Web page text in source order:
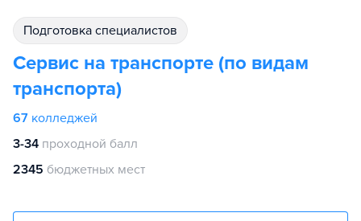
подготовка специалистов
Сервис на транспорте (по видам
транспорта)
67 колледжей
3-34 проходной балл
2345 бюджетных мест